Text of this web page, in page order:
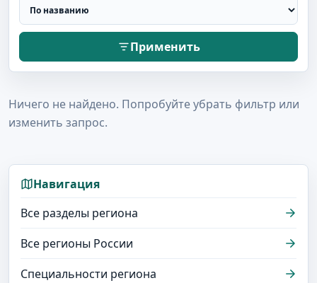
Применить
Ничего не найдено. Попробуйте убрать фильтр или
изменить запрос.
Навигация
Все разделы региона
Все регионы России
Специальности региона